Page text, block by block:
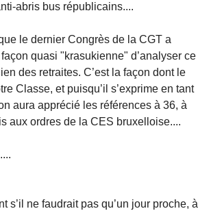
abris bus républicains....
le dernier Congrès de la CGT a
quasi "krasukienne" d’analyser ce
des retraites. C’est la façon dont le
Classe, et puisqu’il s’exprime en tant
aura apprécié les références à 36, à
aux ordres de la CES bruxelloise....
s’il ne faudrait pas qu’un jour proche, à